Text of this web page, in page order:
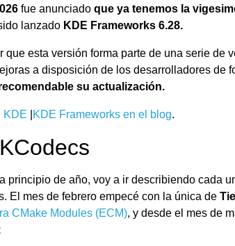
fue anunciado que ya tenemos la
lanzado KDE Frameworks 6.28.
que esta versión forma parte de una serie de
a disposición de los desarrolladores de
su actualización.
KDE KDE Frameworks en el blog.
principio de año, voy a ir describiendo cada
El mes de febrero empecé con la única de
CMake Modules (ECM), y desde el mes de